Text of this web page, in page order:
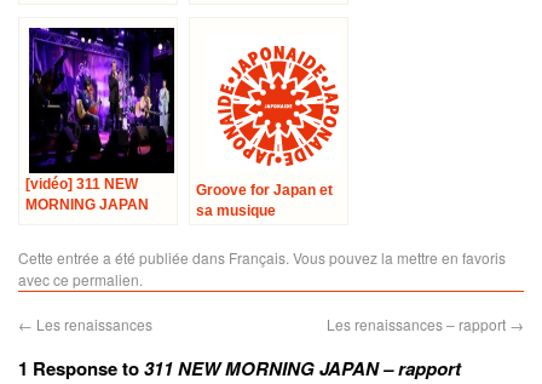
[vidéo] 311 NEW
MORNING JAPAN
Groove for Japan et
sa musique
Japon: la première
mobilisation
parisienne de
Cette entrée a été publiée dans Français. Vous pouvez la mettre en favoris
avecce permalien.
← Les renaissances Les renaissances – rapport →
1 Response to311 NEW MORNING JAPAN – rapport